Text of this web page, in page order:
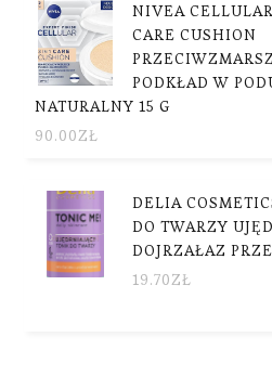
NIVEA
CARE CUSHION
PODKŁAD W
NATURALNY 15 G
90.00ZŁ
DELIA
DO TWARZY
DOJRZAŁAZ
19.70ZŁ